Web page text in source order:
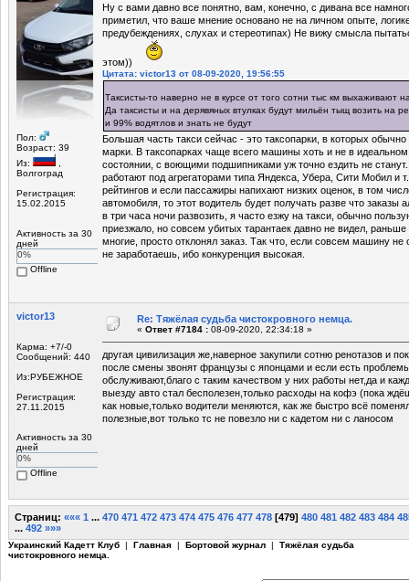
Пол:
Возраст: 39
Из:
Волгоград
Регистрация:
15.02.2015
Активность за 30
дней
0%
Offline
Ну с вами давно все понятно, вам, конечно, с дивана все
приметил, что ваше мнение основано не на личном опыте,
предубеждениях, слухах и стереотипах) Не вижу смысла
этом))
Цитата: victor13 от 08-09-2020, 19:56:55
Таксисты-то наверно не в курсе от того сотни тыс км выхаживают
Да таксисты и на дерявяных втулках будут мильён тыщ возить на
и 99% водятлов и знать не будут
Большая часть такси сейчас - это таксопарки, в которых
марки. В таксопарках чаще всего машины хоть и не в
состоянии, с воющими подшипниками уж точно ездить не
работают под агрегаторами типа Яндекса, Убера, Сити Мобил и
рейтингов и если пассажиры напихают низких оценок, в том
автомобиля, то этот водитель будет получать разве что заказы
в три часа ночи развозить, я часто езжу на такси, обычно
приезжало, но совсем убитых тарантаек давно не видел, раньше
многие, просто отклонял заказ. Так что, если совсем машину не
не заработаешь, ибо конкуренция высокая.
victor13
Карма: +7/-0
Сообщений: 440
Из:РУБЕЖНОЕ
Регистрация:
27.11.2015
Активность за 30
дней
0%
Offline
Re: Тяжёлая судьба чистокровного немца.
« Ответ #7184 : 08-09-2020, 22:34:18 »
другая цивилизация же,наверное закупили сотню ренотазов и
после смены звонят французы с японцами и если есть
обслуживают,благо с таким качеством у них работы нет,да и
выезду авто стал бесполезен,только расходы на кофэ (пока
как новые,только водители меняются, как же быстро всё
полезные,вот только тс не повезло ни с кадетом ни с ланосом
Страниц: ««« 1 ... 470 471 472 473 474 475 476 477 478 [479] 480 481 482 483 484
... 492 »»»
Украинский Кадетт Клуб | Главная | Бортовой журнал | Тяжёлая судьба
чистокровного немца.